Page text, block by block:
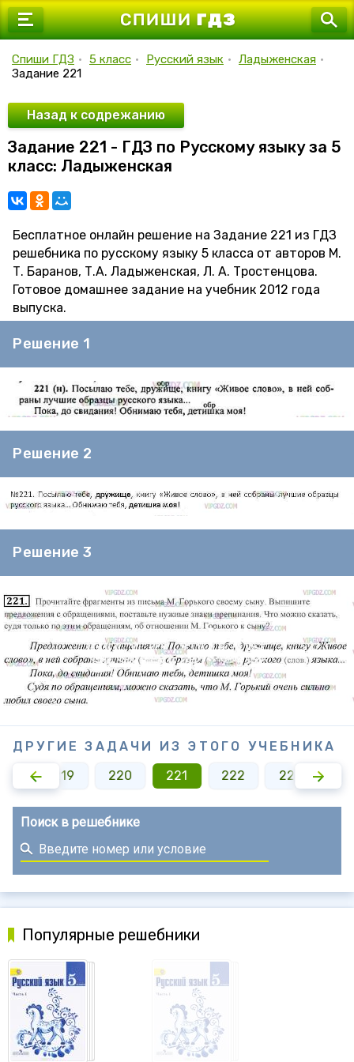
7 класс
9 класс
10 класс
11 класс
Спиши ГДЗ • 5 класс • Русский язык • Ладыженская •
Задание 221
Назад к содрежанию
Задание 221 - ГДЗ по Русскому языку за 5
класс: Ладыженская
Бесплатное онлайн решение на Задание 221 из ГДЗ
решебника по русскому языку 5 класса от авторов М.
Т. Баранов, Т.А. Ладыженская, Л. А. Тростенцова.
Готовое домашнее задание на учебник 2012 года
выпуска.
Решение 1
Решение 2
Решение 3
ДРУГИЕ ЗАДАЧИ ИЗ ЭТОГО УЧЕБНИКА
219 220 221 222 223
Поиск в решебнике
Популярные решебники